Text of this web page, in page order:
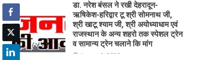
डा. नरेश बंसल ने रखी देहरादून-
ऋषिकेश-हरिद्वार टू श्री सोमनाथ जी,
श्री खाटू श्याम जी, श्री अयोध्याधाम एवं
राजस्थान के अन्य शहरो तक स्पेशल ट्रेन
व सामान्य ट्रेन चलाने कि मांग
August 8, 2026